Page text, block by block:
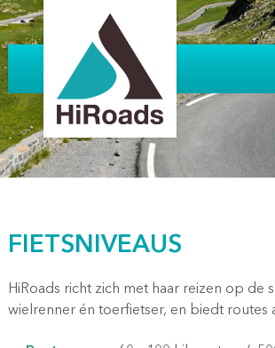
FIETSNIVEAUS
HiRoads richt zich met haar reizen op de
wielrenner én toerfietser, en biedt routes